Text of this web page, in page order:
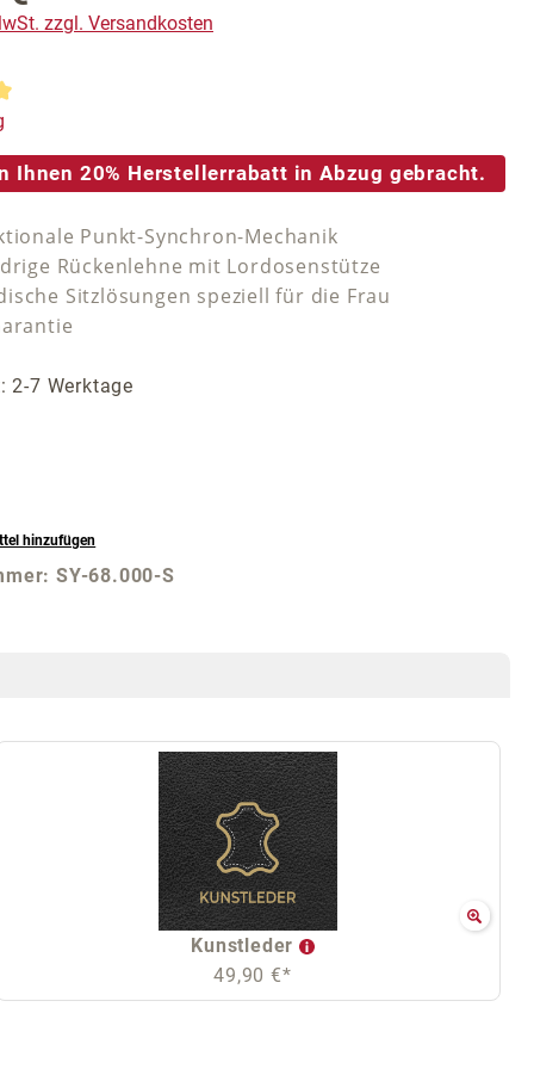
zzgl. Versandkosten
Bewertung von 5 von 5 Sternen
Ihnen 20% Herstellerrabatt in Abzug gebracht.
Punkt-Synchron-Mechanik
Rückenlehne mit Lordosenstütze
Sitzlösungen speziell für die Frau
2-7 Werktage
hinzufügen
SY-68.000-S
Kunstleder
49,90 €*